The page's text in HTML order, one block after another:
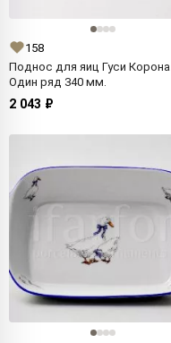
158
Поднос для яиц Гуси Корона
Один ряд 340 мм.
2 043 ₽